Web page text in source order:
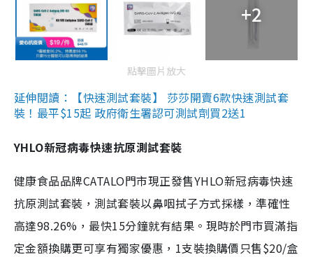
+2
點擊圖片放大
延伸閱讀：【快速測試套裝】 莎莎開賣6款快速測試套
裝！最平$15起 政府衛生署認可測試劑買2送1
YHLO新冠病毒快速抗原測試套裝
健康食品品牌CATALO門市現正發售YHLO新冠病毒快速
抗原測試套裝，測試套裝以鼻咽拭子方式採樣，準確性
高達98.26%，最快15分鐘就有結果。現時於門市買滿指
定金額換購更可享有獨家優惠，1支裝換購價只售$20/盒